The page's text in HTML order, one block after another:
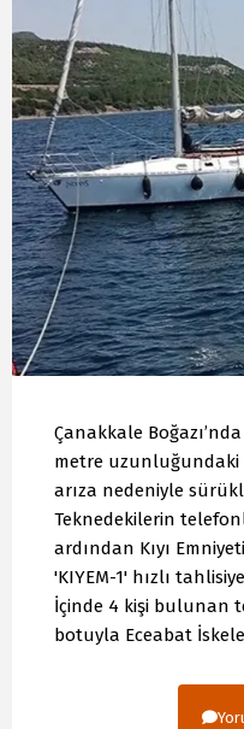
Çanakkale
metre uzunluğundaki
arıza nedeniyle
Teknedekilerin
ardından Kıyı
'KIYEM-1' hızlı
İçinde 4 kişi bulunan
botuyla Eceabat